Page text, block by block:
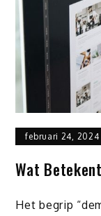
februari 24, 2024
Wat
Het begrip